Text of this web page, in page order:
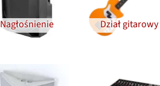
Nagłośnienie Dział gitarowy